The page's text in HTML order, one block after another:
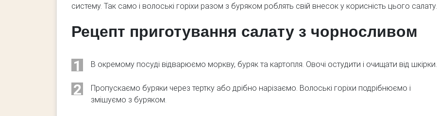
систему. Так само і волоські горіхи разом з буряком роблять свій внесок у корисність цього салату.
Рецепт приготування салату з чорносливом
1 В окремому посуді відварюємо моркву, буряк та картопля. Овочі остудити і очищати від шкірки.
2
Пропускаємо буряки через тертку або дрібно нарізаємо. Волоські горіхи подрібнюємо і
змішуємо з буряком.